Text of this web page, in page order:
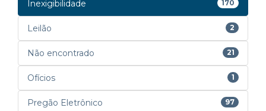
Inexigibilidade 170
Leilão 2
Não encontrado 21
Ofícios 1
Pregão Eletrônico 97